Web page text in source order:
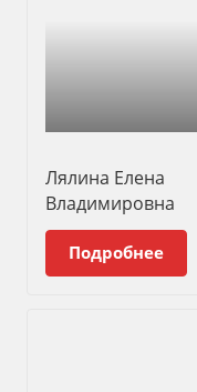
Лялина Елена
Владимировна
Подробнее